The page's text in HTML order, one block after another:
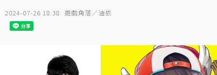
2024-07-26 18:38 遊戲角落／油依